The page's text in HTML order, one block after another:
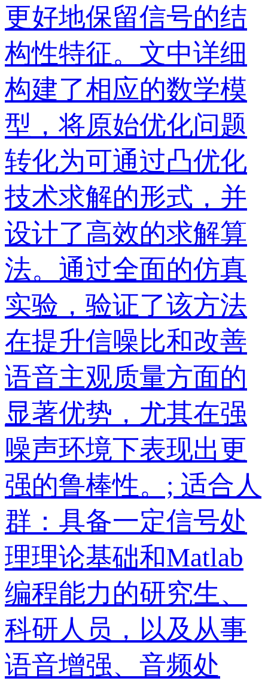
更好地保留信号的结
构性特征。文中详细
构建了相应的数学模
型，将原始优化问题
转化为可通过凸优化
技术求解的形式，并
设计了高效的求解算
法。通过全面的仿真
实验，验证了该方法
在提升信噪比和改善
语音主观质量方面的
显著优势，尤其在强
噪声环境下表现出更
强的鲁棒性。; 适合人
群：具备一定信号处
理理论基础和Matlab
编程能力的研究生、
科研人员，以及从事
语音增强、音频处